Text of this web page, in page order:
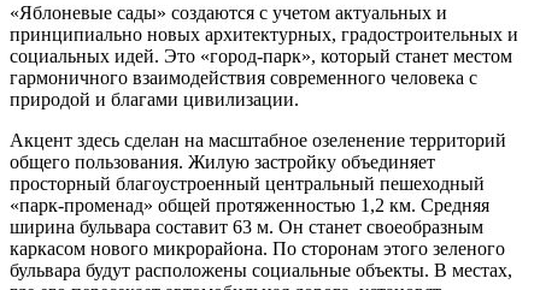
«Яблоневые сады» создаются с учетом актуальных и
принципиально новых архитектурных, градостроительных и
социальных идей. Это «город-парк», который станет местом
гармоничного взаимодействия современного человека с
природой и благами цивилизации.
Акцент здесь сделан на масштабное озеленение территорий
общего пользования. Жилую застройку объединяет
просторный благоустроенный центральный пешеходный
«парк-променад» общей протяженностью 1,2 км. Средняя
ширина бульвара составит 63 м. Он станет своеобразным
каркасом нового микрорайона. По сторонам этого зеленого
бульвара будут расположены социальные объекты. В местах,